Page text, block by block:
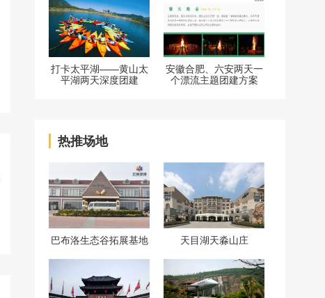
打卡太平湖——黄山太
平湖两天深度团建
安徽合肥、六安两天一
个漂流主题团建方案
热推场地
巴布洛生态谷拓展基地 天目湖天淼山庄